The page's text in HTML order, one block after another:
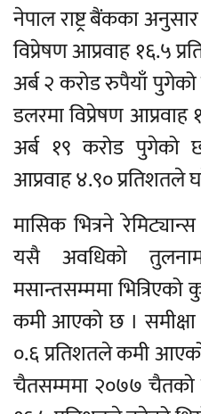
नेपाल राष्ट्र बैंकका
विप्रेषण आप्रवाह १६.५
अर्ब २ करोड रुपैयाँ
डलरमा विप्रेषण आप्रवाह
अर्ब १९ करोड पुगेको
आप्रवाह ४.९० प्रतिशतले
मासिक भित्रने
यसै अवधिको
मसान्तसम्ममा
कमी आएको छ । समीक्षा
०.६ प्रतिशतले कमी
चैतसम्ममा २०७७ चैतको